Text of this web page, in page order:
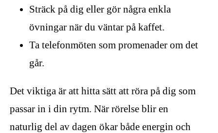
Sträck på dig eller gör några enkla
övningar när du väntar på kaffet.
Ta telefonmöten som promenader om det
går.
Det viktiga är att hitta sätt att röra på dig som
passar in i din rytm. När rörelse blir en
naturlig del av dagen ökar både energin och